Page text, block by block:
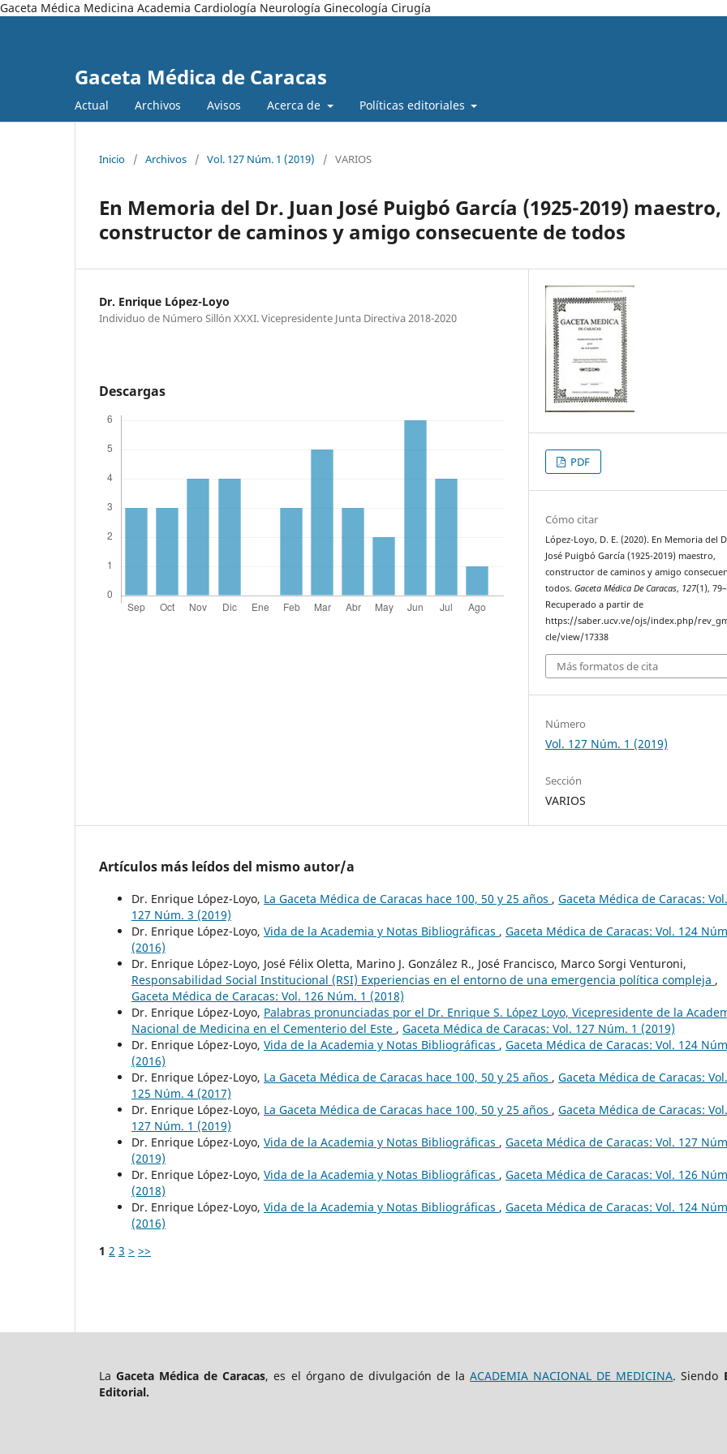
Gaceta Médica Medicina Academia Cardiología Neurología Ginecología Cirugía
Gaceta Médica de Caracas
Actual Archivos Avisos Acerca de Políticas editoriales
Inicio / Archivos / Vol. 127 Núm. 1 (2019) / VARIOS
En Memoria del Dr. Juan José Puigbó García (1925-2019) maestro,
constructor de caminos y amigo consecuente de todos
Dr. Enrique López-Loyo
Individuo de Número Sillón XXXI. Vicepresidente Junta Directiva 2018-2020
Descargas
PDF
Cómo citar
López-Loyo, D. E. (2020). En Memoria del
José Puigbó García (1925-2019) maestro,
constructor de caminos y amigo
todos.Gaceta Médica De Caracas, 127(1),
Recuperado a partir de
https://saber.ucv.ve/ojs/index.php/
cle/view/17338
Más formatos de cita
Número
Vol. 127 Núm. 1 (2019)
Sección
VARIOS
Artículos más leídos del mismo autor/a
Dr. Enrique López-Loyo, La Gaceta Médica de Caracas hace 100, 50 y 25 años , Gaceta Médica de Caracas: Vol.
127 Núm. 3 (2019)
Dr. Enrique López-Loyo, Vida de la Academia y Notas Bibliográficas , Gaceta Médica de Caracas: Vol. 124
(2016)
Dr. Enrique López-Loyo, José Félix Oletta, Marino J. González R., José Francisco, Marco Sorgi Venturoni,
Responsabilidad Social Institucional (RSI) Experiencias en el entorno de una emergencia política compleja ,
Gaceta Médica de Caracas: Vol. 126 Núm. 1 (2018)
Dr. Enrique López-Loyo, Palabras pronunciadas por el Dr. Enrique S. López Loyo, Vicepresidente de la
Nacional de Medicina en el Cementerio del Este , Gaceta Médica de Caracas: Vol. 127 Núm. 1 (2019)
Dr. Enrique López-Loyo, Vida de la Academia y Notas Bibliográficas , Gaceta Médica de Caracas: Vol. 124
(2016)
Dr. Enrique López-Loyo, La Gaceta Médica de Caracas hace 100, 50 y 25 años , Gaceta Médica de Caracas: Vol.
125 Núm. 4 (2017)
Dr. Enrique López-Loyo, La Gaceta Médica de Caracas hace 100, 50 y 25 años , Gaceta Médica de Caracas: Vol.
127 Núm. 1 (2019)
Dr. Enrique López-Loyo, Vida de la Academia y Notas Bibliográficas , Gaceta Médica de Caracas: Vol. 127
(2019)
Dr. Enrique López-Loyo, Vida de la Academia y Notas Bibliográficas , Gaceta Médica de Caracas: Vol. 126
(2018)
Dr. Enrique López-Loyo, Vida de la Academia y Notas Bibliográficas , Gaceta Médica de Caracas: Vol. 124
(2016)
1 2 3 > >>
LaGaceta Médica de Caracas, es el órgano de divulgación de laACADEMIA NACIONAL DE MEDICINA. Siendo
Editorial.